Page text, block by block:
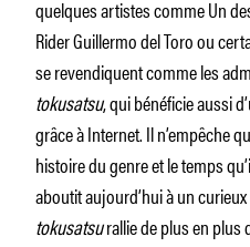
quelques artistes comme Un
Rider Guillermo del Toro ou
se revendiquent comme les
tokusatsu, qui bénéficie aussi
grâce à Internet. Il n’empêche
histoire du genre et le temps
aboutit aujourd’hui à un
tokusatsurallie de plus en plus